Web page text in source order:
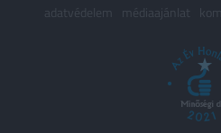
adatvédelem
médiaajánlat